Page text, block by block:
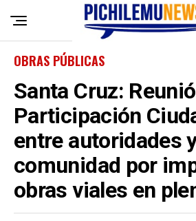
OBRAS PÚBLICAS
Santa Cruz:
Participación
entre autoridades
comunidad por
obras viales en